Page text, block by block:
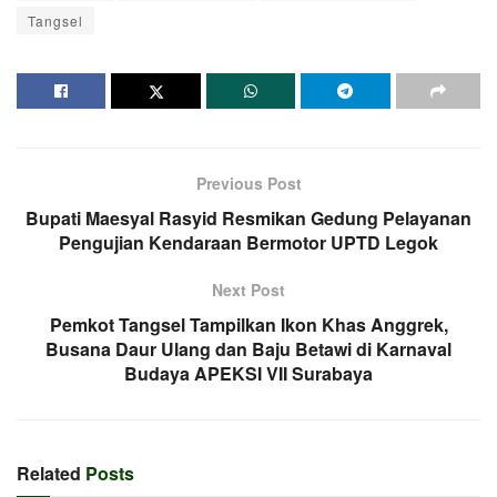
Tangsel
Previous Post
Bupati Maesyal Rasyid Resmikan Gedung Pelayanan
Pengujian Kendaraan Bermotor UPTD Legok
Next Post
Pemkot Tangsel Tampilkan Ikon Khas Anggrek,
Busana Daur Ulang dan Baju Betawi di Karnaval
Budaya APEKSI VII Surabaya
Related Posts